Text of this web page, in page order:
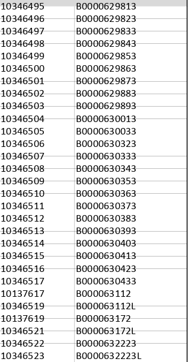
10346495
B0000629813
10346496
B0000629823
10346497
B0000629833
10346498
B0000629843
10346499
B0000629853
10346500
B0000629863
10346501
B0000629873
10346502
B0000629883
10346503
B0000629893
10346504
B0000630013
10346505
B0000630033
10346506
B0000630323
10346507
B0000630333
10346508
B0000630343
10346509
B0000630353
10346510
B0000630363
10346511
B0000630373
10346512
B0000630383
10346513
B0000630393
10346514
B0000630403
10346515
B0000630413
10346516
B0000630423
10346517
B0000630433
10137617
B000063112
10346519
B000063112L
10137619
B000063172
10346521
B000063172L
10346522
B0000632223
10346523
B0000632223L